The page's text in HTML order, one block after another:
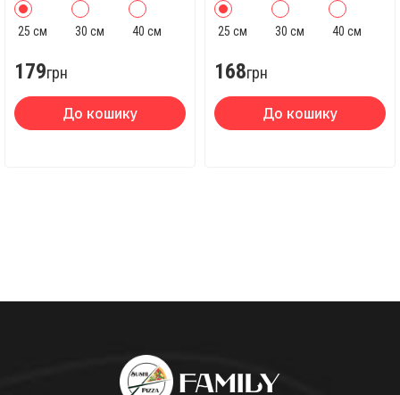
25 см 30 см 40 см
179грн
До кошику
25 см 30 см 40 см
168грн
До кошику